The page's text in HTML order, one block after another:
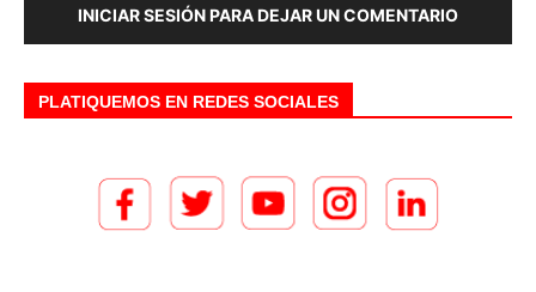
INICIAR SESIÓN PARA DEJAR UN COMENTARIO
PLATIQUEMOS EN REDES SOCIALES